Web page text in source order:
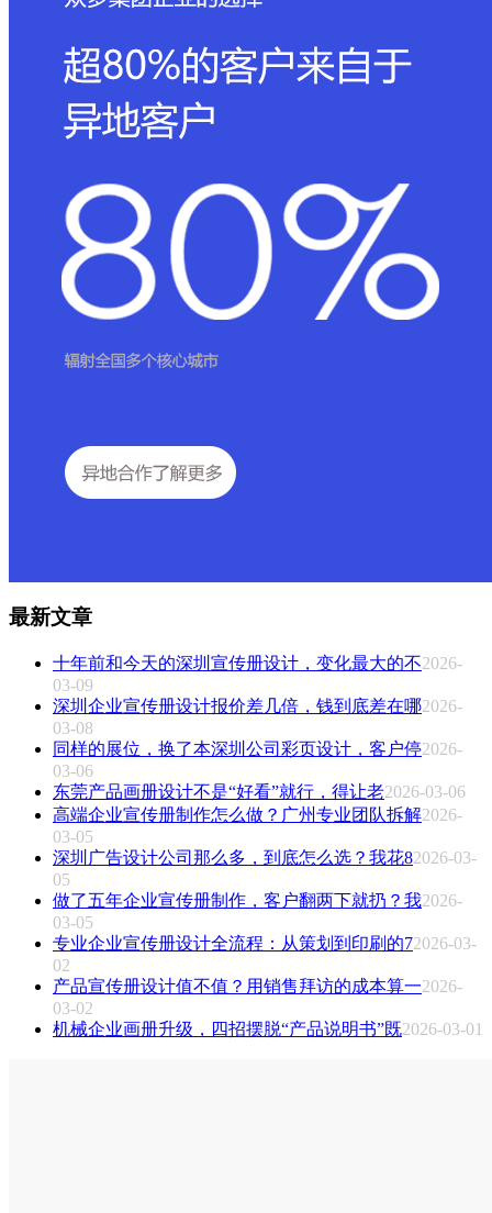
最新文章
十年前和今天的深圳宣传册设计，变化最大的不2026-
03-09
深圳企业宣传册设计报价差几倍，钱到底差在哪2026-
03-08
同样的展位，换了本深圳公司彩页设计，客户停2026-
03-06
东莞产品画册设计不是“好看”就行，得让老2026-03-06
高端企业宣传册制作怎么做？广州专业团队拆解2026-
03-05
深圳广告设计公司那么多，到底怎么选？我花82026-03-
05
做了五年企业宣传册制作，客户翻两下就扔？我2026-
03-05
专业企业宣传册设计全流程：从策划到印刷的72026-03-
02
产品宣传册设计值不值？用销售拜访的成本算一2026-
03-02
机械企业画册升级，四招摆脱“产品说明书”既2026-03-01